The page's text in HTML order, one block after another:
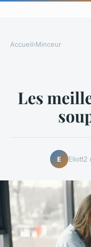
Accueil›Minceur
Les
E Eliott2